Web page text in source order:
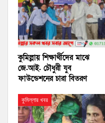
কুমিল্লায় শিক্ষার্থীদের মাঝে
জে.আই. চৌধুরী যুব
ফাউন্ডেশনের চারা বিতরণ
কুমিল্লার খবর